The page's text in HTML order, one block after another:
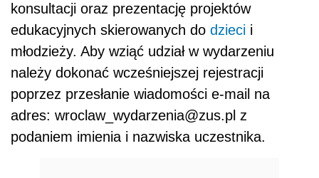
konsultacji oraz prezentację projektów
edukacyjnych skierowanych do dzieci i
młodzieży. Aby wziąć udział w wydarzeniu
należy dokonać wcześniejszej rejestracji
poprzez przesłanie wiadomości e-mail na
adres: wroclaw_wydarzenia@zus.pl z
podaniem imienia i nazwiska uczestnika.